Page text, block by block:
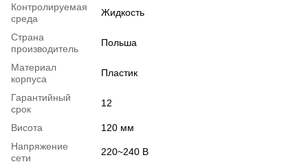
Контролируемая
среда
Жидкость
Страна
производитель
Польша
Материал
корпуса
Пластик
Гарантийный
срок
12
Висота
120 мм
Напряжение
сети
220~240 В